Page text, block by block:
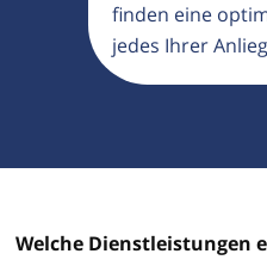
finden eine
jedes Ihrer
Welche Dienstleistungen